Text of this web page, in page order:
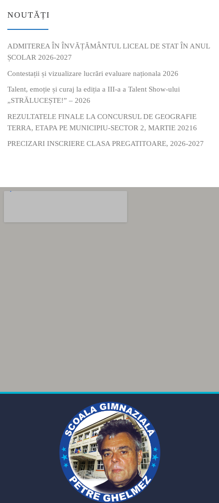
NOUTĂȚI
ADMITEREA ÎN ÎNVĂȚĂMÂNTUL LICEAL DE STAT ÎN ANUL
ȘCOLAR 2026-2027
Contestații și vizualizare lucrări evaluare naționala 2026
Talent, emoție și curaj la ediția a III-a a Talent Show-ului
„STRĂLUCEȘTE!” – 2026
REZULTATELE FINALE LA CONCURSUL DE GEOGRAFIE
TERRA, ETAPA PE MUNICIPIU-SECTOR 2, MARTIE 20216
PRECIZARI INSCRIERE CLASA PREGATITOARE, 2026-2027